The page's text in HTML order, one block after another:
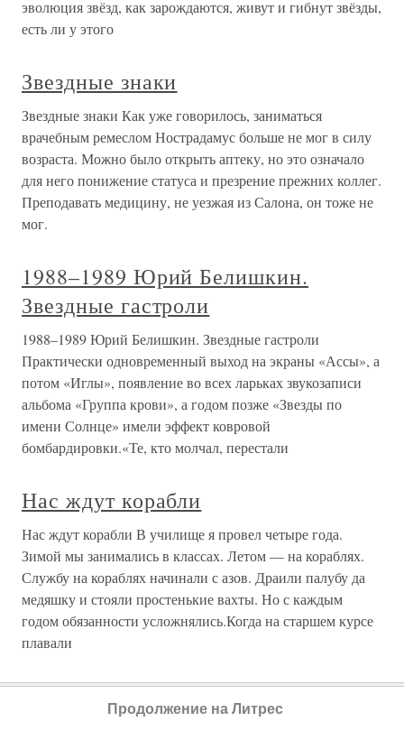
эволюция звёзд, как зарождаются, живут и гибнут звёзды,
есть ли у этого
Звездные знаки
Звездные знаки Как уже говорилось, заниматься
врачебным ремеслом Нострадамус больше не мог в силу
возраста. Можно было открыть аптеку, но это означало
для него понижение статуса и презрение прежних коллег.
Преподавать медицину, не уезжая из Салона, он тоже не
мог.
1988–1989 Юрий Белишкин.
Звездные гастроли
1988–1989 Юрий Белишкин. Звездные гастроли
Практически одновременный выход на экраны «Ассы», а
потом «Иглы», появление во всех ларьках звукозаписи
альбома «Группа крови», а годом позже «Звезды по
имени Солнце» имели эффект ковровой
бомбардировки.«Те, кто молчал, перестали
Нас ждут корабли
Нас ждут корабли В училище я провел четыре года.
Зимой мы занимались в классах. Летом — на кораблях.
Службу на кораблях начинали с азов. Драили палубу да
медяшку и стояли простенькие вахты. Но с каждым
годом обязанности усложнялись.Когда на старшем курсе
плавали
О проекте Разделы
Продолжение на Литрес